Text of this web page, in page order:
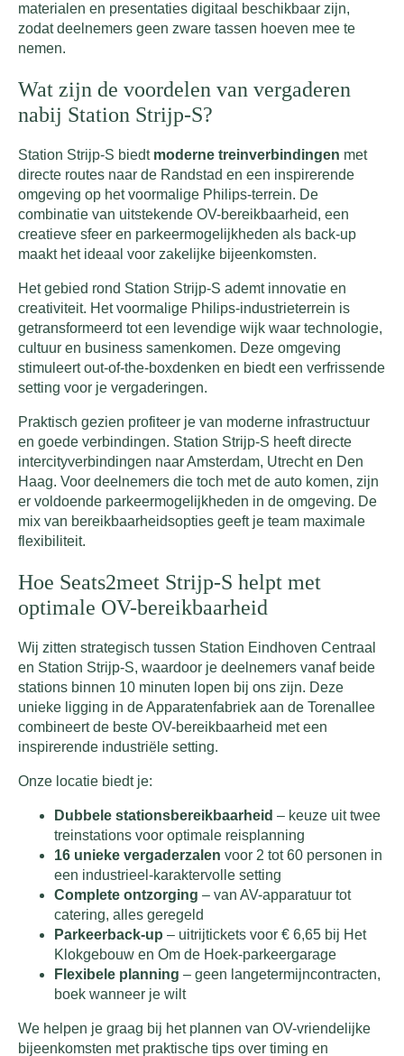
materialen en presentaties digitaal beschikbaar zijn,
zodat deelnemers geen zware tassen hoeven mee te
nemen.
Wat zijn de voordelen van vergaderen
nabij Station Strijp-S?
Station Strijp-S biedt moderne treinverbindingen met
directe routes naar de Randstad en een inspirerende
omgeving op het voormalige Philips-terrein. De
combinatie van uitstekende OV-bereikbaarheid, een
creatieve sfeer en parkeermogelijkheden als back-up
maakt het ideaal voor zakelijke bijeenkomsten.
Het gebied rond Station Strijp-S ademt innovatie en
creativiteit. Het voormalige Philips-industrieterrein is
getransformeerd tot een levendige wijk waar technologie,
cultuur en business samenkomen. Deze omgeving
stimuleert out-of-the-boxdenken en biedt een verfrissende
setting voor je vergaderingen.
Praktisch gezien profiteer je van moderne infrastructuur
en goede verbindingen. Station Strijp-S heeft directe
intercityverbindingen naar Amsterdam, Utrecht en Den
Haag. Voor deelnemers die toch met de auto komen, zijn
er voldoende parkeermogelijkheden in de omgeving. De
mix van bereikbaarheidsopties geeft je team maximale
flexibiliteit.
Hoe Seats2meet Strijp-S helpt met
optimale OV-bereikbaarheid
Wij zitten strategisch tussen Station Eindhoven Centraal
en Station Strijp-S, waardoor je deelnemers vanaf beide
stations binnen 10 minuten lopen bij ons zijn. Deze
unieke ligging in de Apparatenfabriek aan de Torenallee
combineert de beste OV-bereikbaarheid met een
inspirerende industriële setting.
Onze locatie biedt je:
Dubbele stationsbereikbaarheid – keuze uit twee
treinstations voor optimale reisplanning
16 unieke vergaderzalen voor 2 tot 60 personen in
een industrieel-karaktervolle setting
Complete ontzorging – van AV-apparatuur tot
catering, alles geregeld
Parkeerback-up – uitrijtickets voor € 6,65 bij Het
Klokgebouw en Om de Hoek-parkeergarage
Flexibele planning – geen langetermijncontracten,
boek wanneer je wilt
We helpen je graag bij het plannen van OV-vriendelijke
bijeenkomsten met praktische tips over timing en